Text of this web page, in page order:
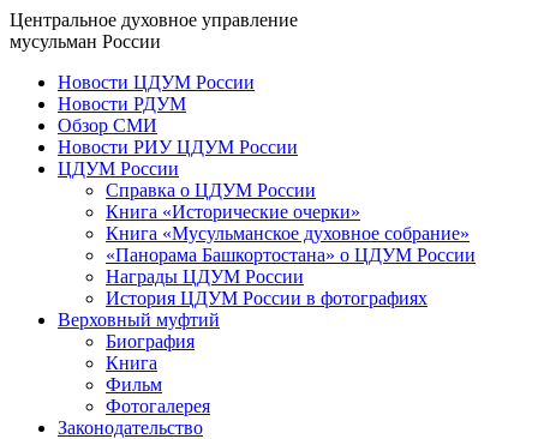
Центральное духовное управление
мусульман России
Новости ЦДУМ России
Новости РДУМ
Обзор СМИ
Новости РИУ ЦДУМ России
ЦДУМ России
Справка о ЦДУМ России
Книга «Исторические очерки»
Книга «Мусульманское духовное собрание»
«Панорама Башкортостана» о ЦДУМ России
Награды ЦДУМ России
История ЦДУМ России в фотографиях
Верховный муфтий
Биография
Книга
Фильм
Фотогалерея
Законодательство